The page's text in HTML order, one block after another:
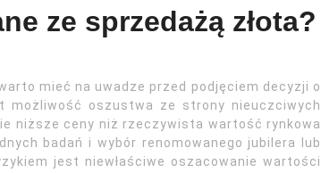
ze sprzedażą złota?
mieć na uwadze przed podjęciem decyzji o
możliwość oszustwa ze strony nieuczciwych
niższe ceny niż rzeczywista wartość rynkowa
badań i wybór renomowanego jubilera lub
jest niewłaściwe oszacowanie wartości